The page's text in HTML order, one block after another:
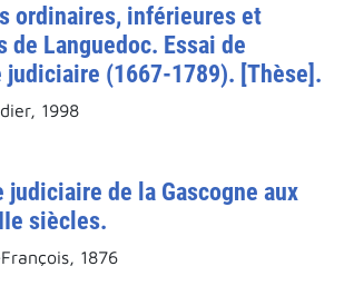
ordinaires, inférieures et
de Languedoc. Essai de
judiciaire (1667-1789). [Thèse].
1998
judiciaire de la Gascogne aux
siècles.
1876